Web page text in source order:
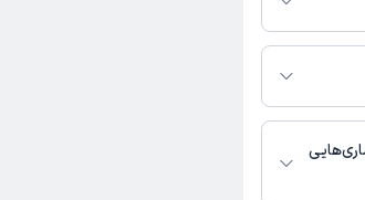
در پلتفرم دکترتو
صورت فعال بودن
پزشکی و